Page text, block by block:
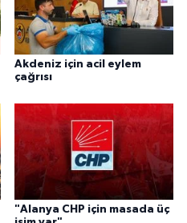
Akdeniz için acil eylem
çağrısı
"Alanya CHP için masada üç